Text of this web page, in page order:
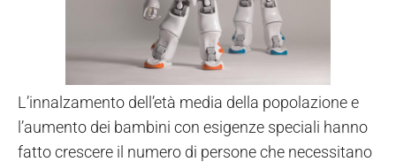
L’innalzamento dell’età media della popolazione e
l’aumento dei bambini con esigenze speciali hanno
fatto crescere il numero di persone che necessitano